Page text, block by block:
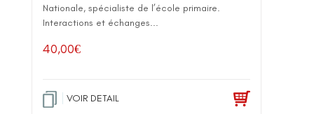
Nationale, spécialiste de l’école primaire.
Interactions et échanges...
40,00€
VOIR DETAIL